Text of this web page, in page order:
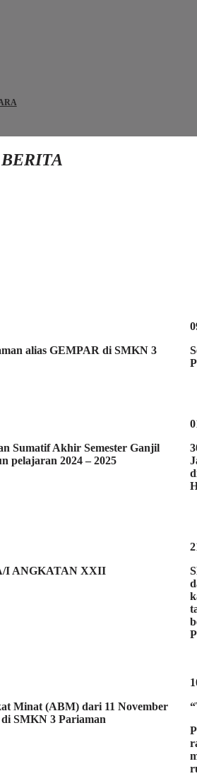
BERITA
alias GEMPAR di SMKN 3
Sumatif Akhir Semester Ganjil
pelajaran 2024 – 2025
I ANGKATAN XXII
Minat (ABM) dari 11 November
SMKN 3 Pariaman